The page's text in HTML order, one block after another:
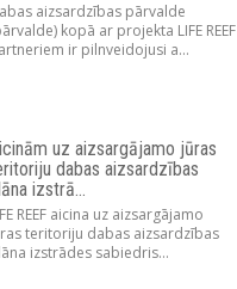
aizsardzības pārvalde
kopā ar projekta LIFE REEF
ir pilnveidojusi a...
uz aizsargājamo jūras
dabas aizsardzības
izstrā...
REEF aicina uz aizsargājamo
teritoriju dabas aizsardzības
izstrādes sabiedris...